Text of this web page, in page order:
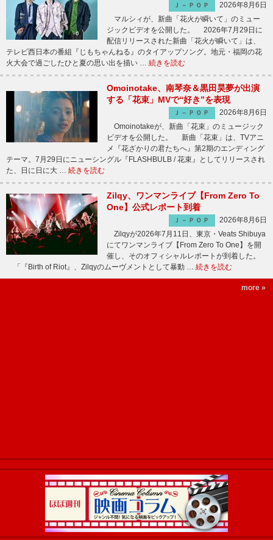
Ｊ－ＰＯＰ
2026年8月6日
マルシィが、新曲「花火が瞬いて」のミュー
ジックビデオを公開した。 2026年7月29日に
配信リリースされた新曲「花火が瞬いて」は、
テレビ西日本の番組『じもちゃんねる』のタイアップソング。地元・福岡の花
火大会で過ごしたひと夏の思い出を描い … 続きを読む
Omoinotake、南琴奈＆黒田昊夢が出演
する「花束」MVで“好き”を表現
Ｊ－ＰＯＰ
2026年8月6日
Omoinotakeが、新曲「花束」のミュージック
ビデオを公開した。 新曲「花束」は、TVアニ
メ『花ざかりの君たちへ』第2期のエンディング
テーマ。7月29日にニューシングル『FLASHBULB / 花束』としてリリースされ
た、日に日に大 … 続きを読む
Zilqy、ワンマンライブ【From Zero To
One】公式レポート到着
Ｊ－ＰＯＰ
2026年8月6日
Zilqyが2026年7月11日、東京・Veats Shibuya
にてワンマンライブ【From Zero To One】を開
催し、そのオフィシャルレポートが到着した。
「『Birth of Riot』、Zilqyのムーヴメントとして暴動 … 続きを読む
more »